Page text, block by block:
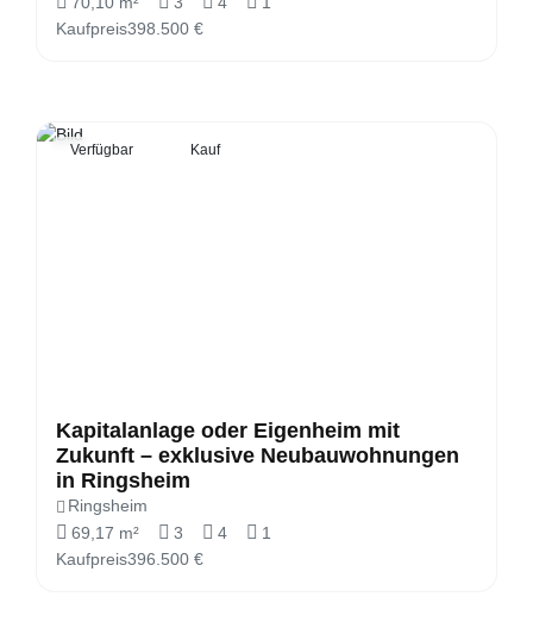
Kaufpreis398.500 €
Verfügbar Kauf
Kapitalanlage oder Eigenheim mit
Zukunft – exklusive Neubauwohnungen
in Ringsheim
Ringsheim
69,17 m²
3 4
1
Kaufpreis396.500 €